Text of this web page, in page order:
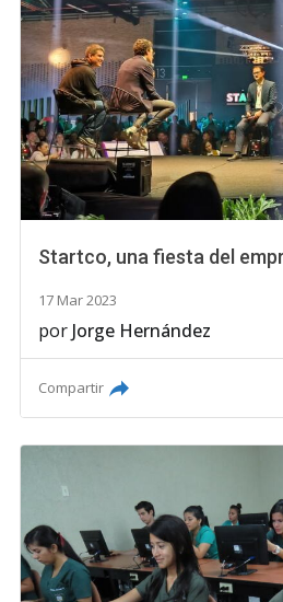
Startco, una fiesta del
17 Mar 2023
por Jorge Hernández
Compartir